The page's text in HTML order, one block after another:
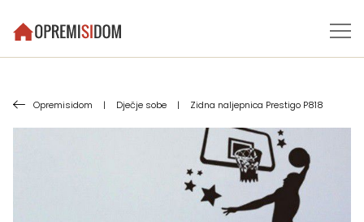
Opremisidom | Dječje sobe | Zidna naljepnica Prestigo P818